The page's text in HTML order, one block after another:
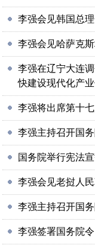
李强会见韩国总
李强会见哈萨克
李强在辽宁大连
快建设现代化产
李强将出席第十
李强主持召开国
国务院举行宪法
李强会见老挝人
李强主持召开国
李强签署国务院